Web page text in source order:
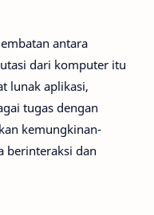
antara
dari komputer itu
lunak aplikasi,
tugas dengan
kemungkinan-
berinteraksi dan